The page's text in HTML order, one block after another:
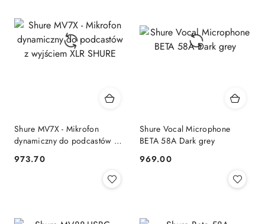
Shure MV7X - Mikrofon
dynamiczny do podcastów z
Cena:
973.70
Shure Vocal Microphone
BETA 58A Dark grey
Cena:
969.00